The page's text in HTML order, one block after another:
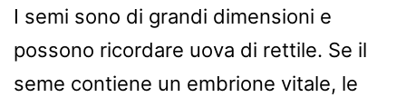
I semi sono di grandi dimensioni e
possono ricordare uova di rettile. Se il
seme contiene un embrione vitale, le